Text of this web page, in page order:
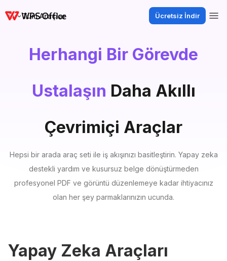
Ücretsiz İndir
Ev Tüm Araçlar
Herhangi Bir Görevde
Ustalaşın Daha Akıllı
Çevrimiçi Araçlar
Hepsi bir arada araç seti ile iş akışınızı basitleştirin. Yapay zeka
destekli yardım ve kusursuz belge dönüştürmeden
profesyonel PDF ve görüntü düzenlemeye kadar ihtiyacınız
olan her şey parmaklarınızın ucunda.
Yapay Zeka Araçları